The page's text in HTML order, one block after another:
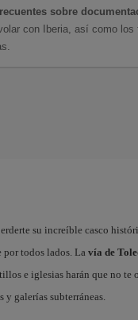
sobre
con Iberia, así como los
su increíble casco
por todos lados. Lavía de
e iglesias harán que no te
galerías subterráneas.